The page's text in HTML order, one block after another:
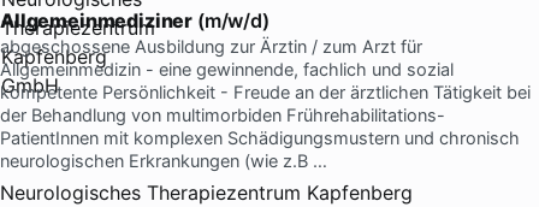
Allgemeinmediziner (m/w/d)
abgeschossene Ausbildung zur Ärztin / zum Arzt für
Allgemeinmedizin - eine gewinnende, fachlich und sozial
kompetente Persönlichkeit - Freude an der ärztlichen Tätigkeit bei
der Behandlung von multimorbiden Frührehabilitations-
PatientInnen mit komplexen Schädigungsmustern und chronisch
neurologischen Erkrankungen (wie z.B …
Neurologisches Therapiezentrum Kapfenberg